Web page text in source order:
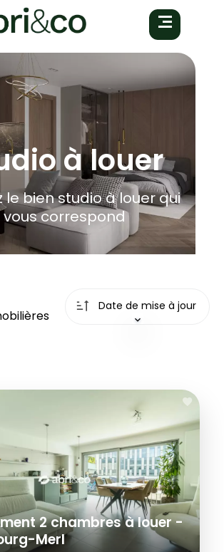
à louer
le bien studio à louer qui
vous correspond
Date de mise à jour
2 chambres à louer -
Merl